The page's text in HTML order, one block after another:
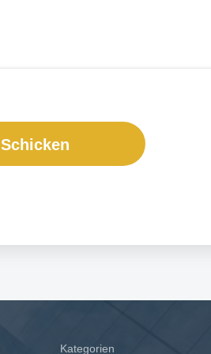
Schicken
Kategorien